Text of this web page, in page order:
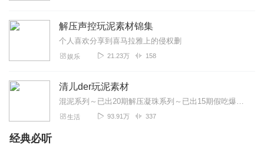
Fine_19
～～互粉私信～～ ～～～必回～～～ ～～～小姐姐～～ ～
互粉互粉互粉！！！ 不回你可以取关
3000粉！ 我来互粉啦！ 关了就不要取，谢谢🙏🏻！ 谢谢
关，你取，我也取，取关＝以后不要联系了＝没有福利。
解压声控玩泥素材锦集
个人喜欢分享到喜马拉雅上的侵权删
娱乐 21.23万 158
清儿der玩泥素材
混泥系列～已出20期解压凝珠系列～已出15期假吃爆浆蛋糕系列～已出45期圣诞特辑系列～已出35期格子泥系列～已出10期冰山爆浆假水系列～已出5期蜜罐起泡记系列～...
生活 93.91万 337
经典必听